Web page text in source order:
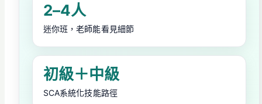
2–4人
迷你班，老師能看見細節
初級＋中級
SCA系統化技能路徑